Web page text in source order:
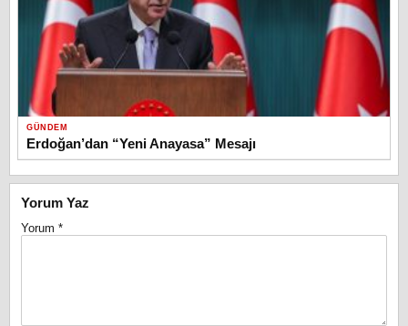
GÜNDEM
Erdoğan’dan “Yeni Anayasa” Mesajı
Yorum Yaz
Yorum *